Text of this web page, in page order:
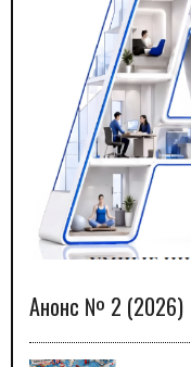
Анонс № 2 (2026)